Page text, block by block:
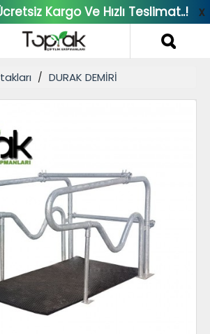
Kargo Ve Hızlı Teslimat..! x
DURAK DEMİRİ